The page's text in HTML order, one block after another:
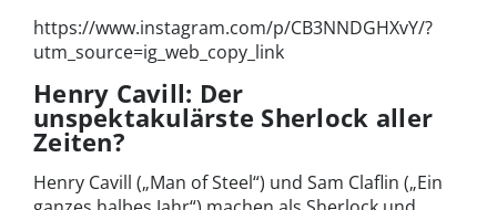
https://www.instagram.com/p/CB3NNDGHXvY/?
utm_source=ig_web_copy_link
Henry Cavill: Der
unspektakulärste Sherlock aller
Zeiten?
Henry Cavill („Man of Steel“) und Sam Claflin („Ein